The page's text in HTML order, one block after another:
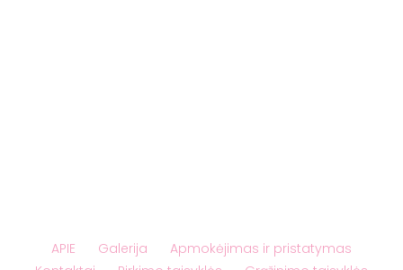
APIE Galerija
Apmokėjimas ir pristatymas